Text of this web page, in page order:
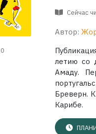
0
Сейчас
Автор:
летию со
Амаду.
Бреверн.
Карибе.